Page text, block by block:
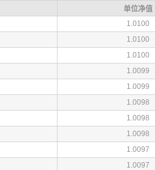
单位净值
1.0100
1.0100
1.0100
1.0099
1.0099
1.0098
1.0098
1.0098
1.0097
1.0097